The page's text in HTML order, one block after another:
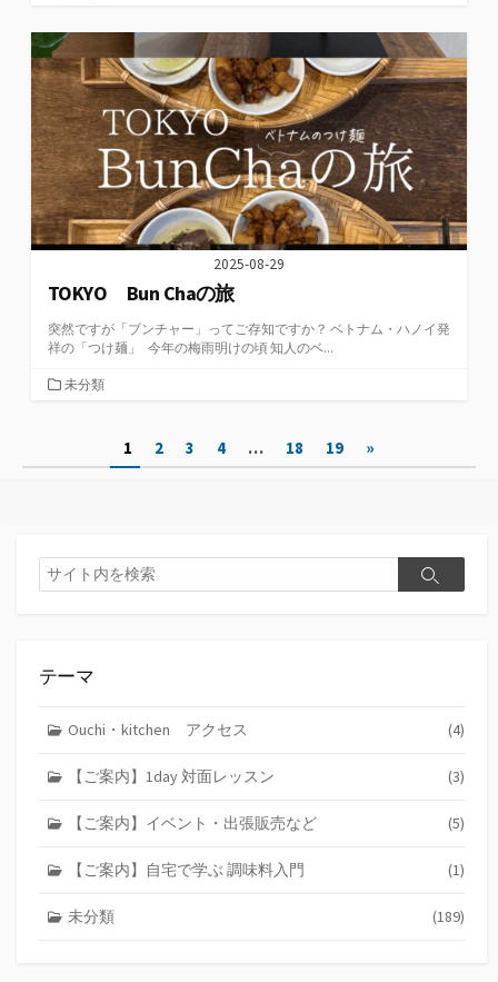
ゴ
ー
2025-08-29
TOKYO Bun Chaの旅
突然ですが「ブンチャー」ってご存知ですか？ ベトナム・ハノイ発
祥の「つけ麺」 今年の梅雨明けの頃 知人のベ...
カ
ー
未分類
ペ
ー
送
1 2 3 4 … 18 19 »
検
索
検
テーマ
Ouchi・kitchen アクセス (4)
【ご案内】1day 対面レッスン (3)
【ご案内】イベント・出張販売など (5)
【ご案内】自宅で学ぶ 調味料入門 (1)
未分類 (189)